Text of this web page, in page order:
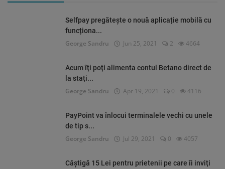
Selfpay pregătește o nouă aplicație mobilă cu
funcționa...
George Sandru Jun 25, 2021 2 4664
Acum îți poți alimenta contul Betano direct de
la stați...
George Sandru Apr 19, 2021 0 4116
PayPoint va înlocui terminalele vechi cu unele
de tip s...
George Sandru Jul 29, 2021 0 4057
Câștigă 15 Lei pentru prietenii pe care îi inviți